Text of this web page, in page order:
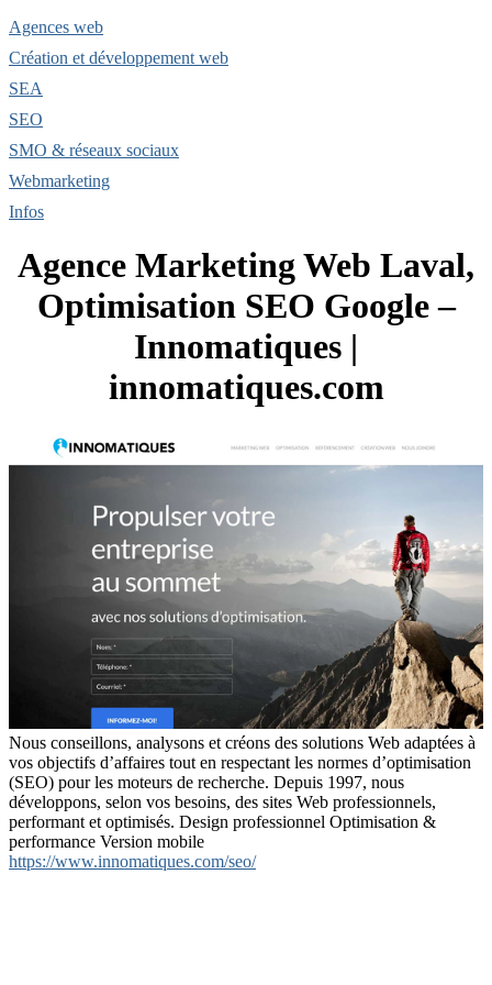
Agences web
Création et développement web
SEA
SEO
SMO & réseaux sociaux
Webmarketing
Infos
Agence Marketing Web Laval,
Optimisation SEO Google –
Innomatiques |
innomatiques.com
Nous conseillons, analysons et créons des solutions Web adaptées à
vos objectifs d’affaires tout en respectant les normes d’optimisation
(SEO) pour les moteurs de recherche. Depuis 1997, nous
développons, selon vos besoins, des sites Web professionnels,
performant et optimisés. Design professionnel Optimisation &
performance Version mobile
https://www.innomatiques.com/seo/